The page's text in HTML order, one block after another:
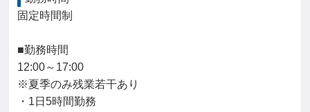
固定時間制
■勤務時間
12:00～17:00
※夏季のみ残業若干あり
・1日5時間勤務